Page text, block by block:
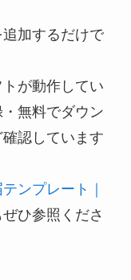
加するだけで
が動作してい
無料でダウン
認しています
ンプレート｜
ぜひ参照くださ